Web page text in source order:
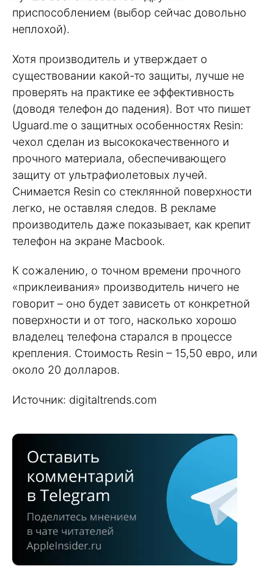
приспособлением (выбор сейчас довольно
неплохой).
Хотя производитель и утверждает о
существовании какой-то защиты, лучше не
проверять на практике ее эффективность
(доводя телефон до падения). Вот что пишет
Uguard.me о защитных особенностях Resin:
чехол сделан из высококачественного и
прочного материала, обеспечивающего
защиту от ультрафиолетовых лучей.
Снимается Resin со стеклянной поверхности
легко, не оставляя следов. В рекламе
производитель даже показывает, как крепит
телефон на экране Macbook.
К сожалению, о точном времени прочного
«приклеивания» производитель ничего не
говорит – оно будет зависеть от конкретной
поверхности и от того, насколько хорошо
владелец телефона старался в процессе
крепления. Стоимость Resin – 15,50 евро, или
около 20 долларов.
Источник: digitaltrends.com